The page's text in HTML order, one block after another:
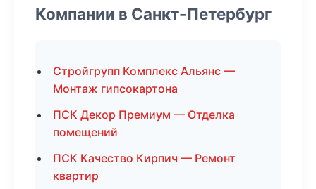
Компании в Санкт-Петербург
Стройгрупп Комплекс Альянс —
Монтаж гипсокартона
ПСК Декор Премиум — Отделка
помещений
ПСК Качество Кирпич — Ремонт
квартир